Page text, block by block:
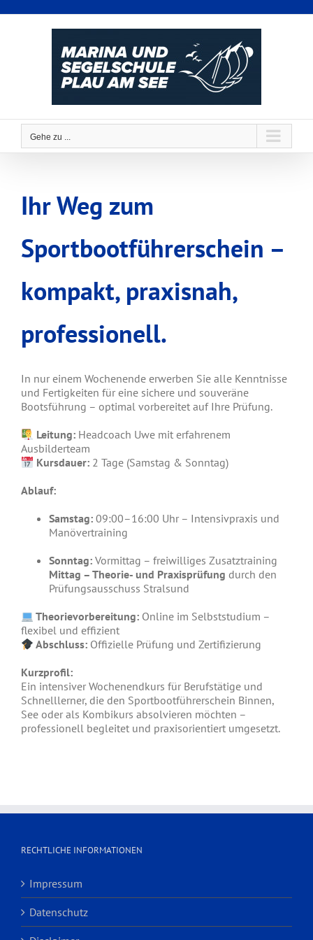
Gehe zu ...
Ihr Weg zum
Sportbootführerschein –
kompakt, praxisnah,
professionell.
In nur einem Wochenende erwerben Sie alle Kenntnisse
und Fertigkeiten für eine sichere und souveräne
Bootsführung – optimal vorbereitet auf Ihre Prüfung.
Leitung: Headcoach Uwe mit erfahrenem
Ausbilderteam
Kursdauer: 2 Tage (Samstag & Sonntag)
Ablauf:
Samstag: 09:00–16:00 Uhr – Intensivpraxis und
Manövertraining
Sonntag: Vormittag – freiwilliges Zusatztraining
Mittag – Theorie- und Praxisprüfung durch den
Prüfungsausschuss Stralsund
Theorievorbereitung: Online im Selbststudium –
flexibel und effizient
Abschluss: Offizielle Prüfung und Zertifizierung
Kurzprofil:
Ein intensiver Wochenendkurs für Berufstätige und
Schnelllerner, die den Sportbootführerschein Binnen,
See oder als Kombikurs absolvieren möchten –
professionell begleitet und praxisorientiert umgesetzt.
RECHTLICHE INFORMATIONEN
Impressum
Datenschutz